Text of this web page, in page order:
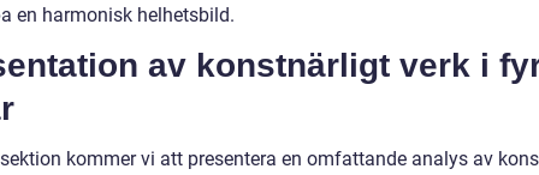
en harmonisk helhetsbild.
av konstnärligt verk i
kommer vi att presentera en omfattande analys av